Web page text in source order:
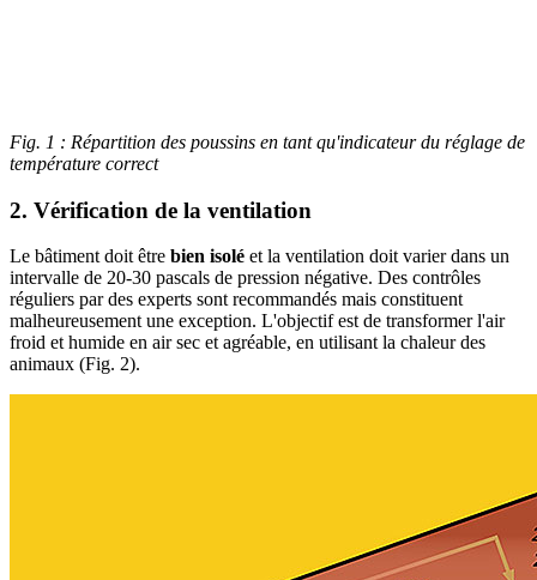
Fig. 1 : Répartition des poussins en tant qu'indicateur du réglage de
température correct
2. Vérification de la ventilation
Le bâtiment doit être bien isolé et la ventilation doit varier dans un
intervalle de 20-30 pascals de pression négative. Des contrôles
réguliers par des experts sont recommandés mais constituent
malheureusement une exception. L'objectif est de transformer l'air
froid et humide en air sec et agréable, en utilisant la chaleur des
animaux (Fig. 2).